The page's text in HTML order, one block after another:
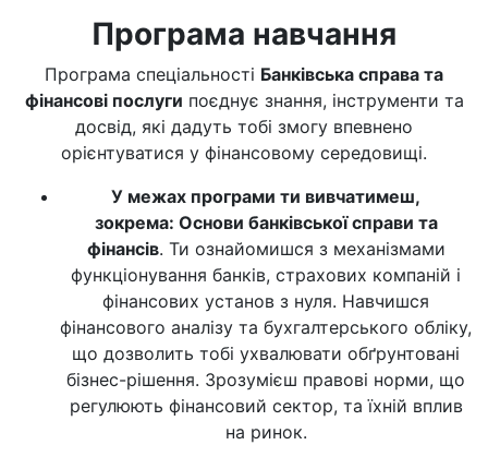
Програма навчання
Програма спеціальності Банківська справа та
фінансові послуги поєднує знання, інструменти та
досвід, які дадуть тобі змогу впевнено
орієнтуватися у фінансовому середовищі.
У межах програми ти вивчатимеш,
зокрема: Основи банківської справи та
фінансів. Ти ознайомишся з механізмами
функціонування банків, страхових компаній і
фінансових установ з нуля. Навчишся
фінансового аналізу та бухгалтерського обліку,
що дозволить тобі ухвалювати обґрунтовані
бізнес-рішення. Зрозумієш правові норми, що
регулюють фінансовий сектор, та їхній вплив
на ринок.